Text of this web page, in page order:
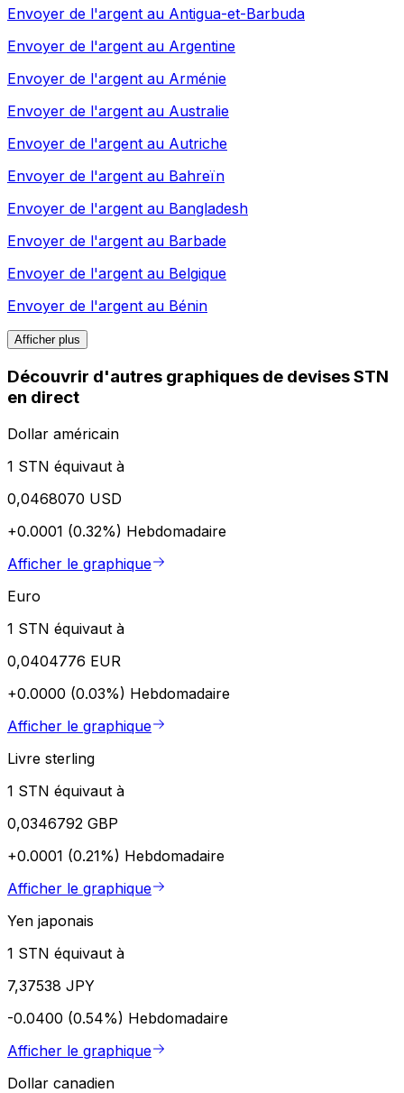
Envoyer de l'argent au Antigua-et-Barbuda
Envoyer de l'argent au Argentine
Envoyer de l'argent au Arménie
Envoyer de l'argent au Australie
Envoyer de l'argent au Autriche
Envoyer de l'argent au Bahreïn
Envoyer de l'argent au Bangladesh
Envoyer de l'argent au Barbade
Envoyer de l'argent au Belgique
Envoyer de l'argent au Bénin
Afficher plus
Découvrir d'autres graphiques de devises STN
en direct
Dollar américain
1 STN équivaut à
0,0468070 USD
+0.0001 (0.32%) Hebdomadaire
Afficher le graphique
Euro
1 STN équivaut à
0,0404776 EUR
+0.0000 (0.03%) Hebdomadaire
Afficher le graphique
Livre sterling
1 STN équivaut à
0,0346792 GBP
+0.0001 (0.21%) Hebdomadaire
Afficher le graphique
Yen japonais
1 STN équivaut à
7,37538 JPY
-0.0400 (0.54%) Hebdomadaire
Afficher le graphique
Dollar canadien